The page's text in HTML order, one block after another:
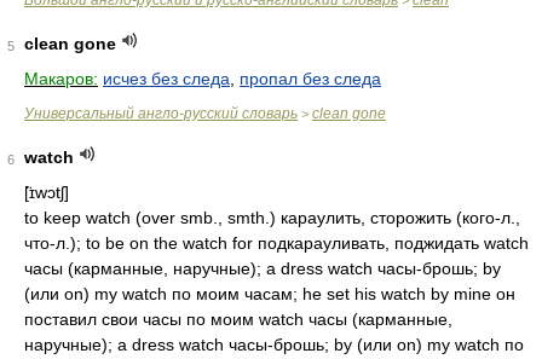
5
clean gone
Макаров: исчез без следа пропал без следа
Универсальный англо-русский словарь > clean gone
6
watch
[̈ɪwɔtʃ]
to keep watch (over smb., smth.) караулить, сторожить (кого-л.,
что-л.); to be on the watch for подкарауливать, поджидать watch
часы (карманные, наручные); a dress watch часы-брошь; by
(или on) my watch по моим часам; he set his watch by mine он
поставил свои часы по моим watch часы (карманные,
наручные); a dress watch часы-брошь; by (или on) my watch по